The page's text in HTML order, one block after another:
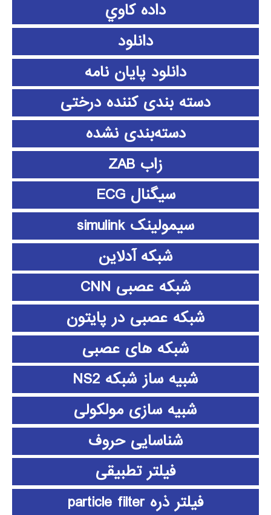
داده كاوي
دانلود
دانلود پايان نامه
دسته بندی کننده درختی
دسته‌بندی نشده
زاب ZAB
سیگنال ECG
سیمولینک simulink
شبکه آدلاین
شبکه عصبی CNN
شبکه عصبی در پایتون
شبکه های عصبی
شبیه ساز شبکه NS2
شبیه سازی مولکولی
شناسایی حروف
فیلتر تطبیقی
فیلتر ذره particle filter